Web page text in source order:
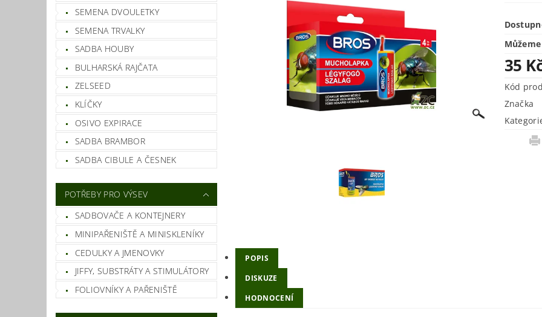
SEMENA DVOULETKY
SEMENA TRVALKY
SADBA HOUBY
BULHARSKÁ RAJČATA
ZELSEED
KLÍČKY
OSIVO EXPIRACE
SADBA BRAMBOR
SADBA CIBULE A ČESNEK
POTŘEBY PRO VÝSEV
SADBOVAČE A KONTEJNERY
MINIPAŘENIŠTĚ A MINISKLENÍKY
CEDULKY A JMENOVKY
JIFFY, SUBSTRÁTY A STIMULÁTORY
FOLIOVNÍKY A PAŘENIŠTĚ
35
Kód
Značka
POPIS
DISKUZE
HODNOCENÍ